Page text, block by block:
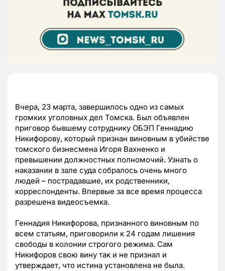
Вчера, 23 марта, завершилось одно из самых
громких уголовных дел Томска. Был объявлен
приговор бывшему сотруднику ОБЭП Геннадию
Никифорову, который признан виновным в убийстве
томского бизнесмена Игоря Вахненко и
превышении должностных полномочий. Узнать о
наказании в зале суда собралось очень много
людей – пострадавшие, их родственники,
корреспонденты. Впервые за все время процесса
разрешена видеосъемка.
Геннадия Никифорова, признанного виновным по
всем статьям, приговорили к 24 годам лишения
свободы в колонии строгого режима. Сам
Никифоров свою вину так и не признал и
утверждает, что истина установлена не была.